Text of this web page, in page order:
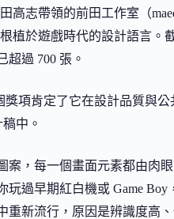
志帶領的前田工作室（
植於遊戲時代的設計語言。
超過 700 張。
獎項肯定了它在設計品質與
中。
，每一個畫面元素都由肉
過早期紅白機或 Game Boy
新流行，原因是辨識度高、